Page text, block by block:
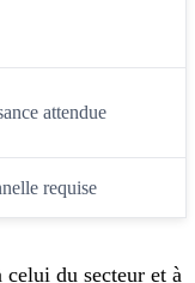
attendue
requise
du secteur et à